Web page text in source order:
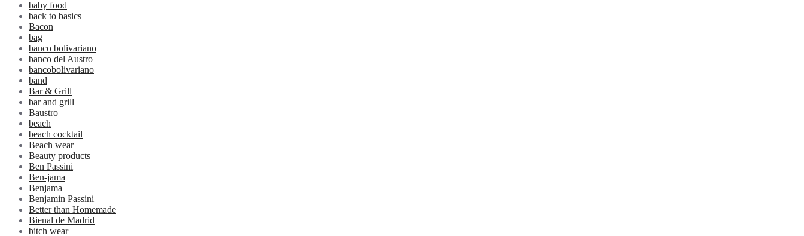
baby food
back to basics
Bacon
bag
banco bolivariano
banco del Austro
bancobolivariano
band
Bar & Grill
bar and grill
Baustro
beach
beach cocktail
Beach wear
Beauty products
Ben Passini
Ben-jama
Benjama
Benjamin Passini
Better than Homemade
Bienal de Madrid
bitch wear